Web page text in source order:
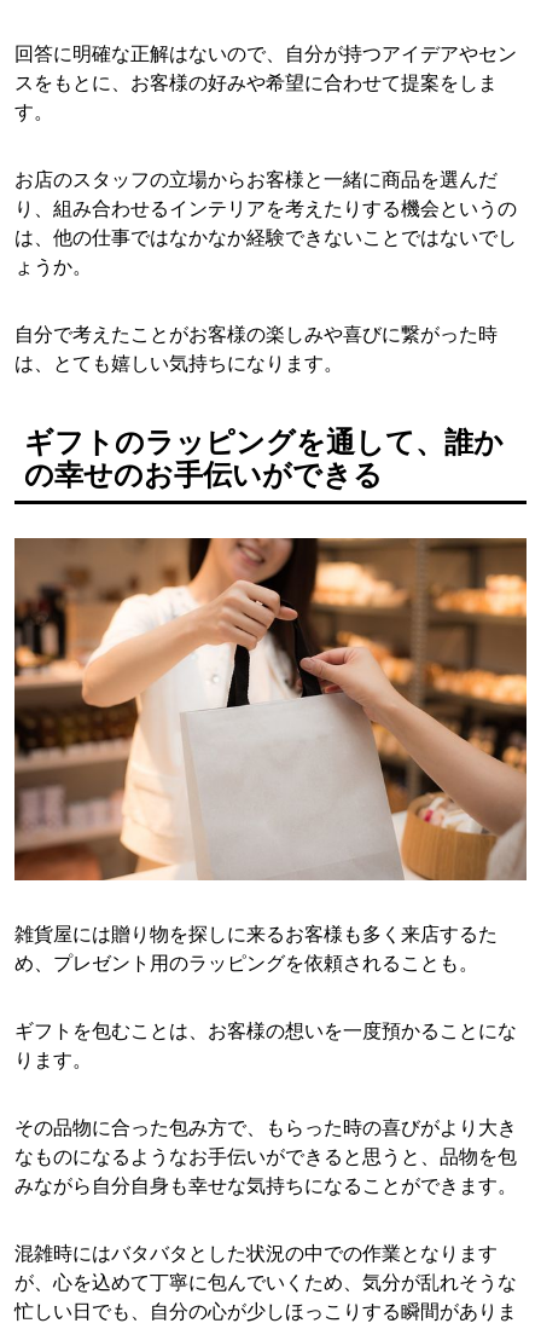
回答に明確な正解はないので、自分が持つアイデアやセン
スをもとに、お客様の好みや希望に合わせて提案をしま
す。
お店のスタッフの立場からお客様と一緒に商品を選んだ
り、組み合わせるインテリアを考えたりする機会というの
は、他の仕事ではなかなか経験できないことではないでし
ょうか。
自分で考えたことがお客様の楽しみや喜びに繋がった時
は、とても嬉しい気持ちになります。
ギフトのラッピングを通して、誰か
の幸せのお手伝いができる
雑貨屋には贈り物を探しに来るお客様も多く来店するた
め、プレゼント用のラッピングを依頼されることも。
ギフトを包むことは、お客様の想いを一度預かることにな
ります。
その品物に合った包み方で、もらった時の喜びがより大き
なものになるようなお手伝いができると思うと、品物を包
みながら自分自身も幸せな気持ちになることができます。
混雑時にはバタバタとした状況の中での作業となります
が、心を込めて丁寧に包んでいくため、気分が乱れそうな
忙しい日でも、自分の心が少しほっこりする瞬間がありま